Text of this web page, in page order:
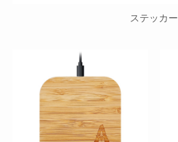
ステッカー